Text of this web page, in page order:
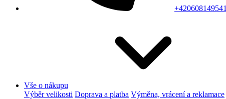
+420608149541
Vše o nákupu
Výběr velikosti Doprava a platba Výměna, vrácení a reklamace